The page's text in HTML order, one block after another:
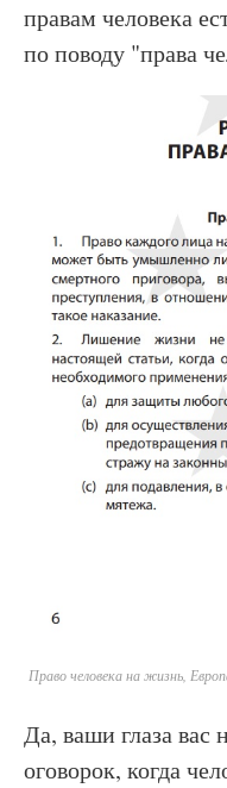
правам человека
по поводу "права
Право человека на жизнь,
Да, ваши глаза вас
оговорок, когда